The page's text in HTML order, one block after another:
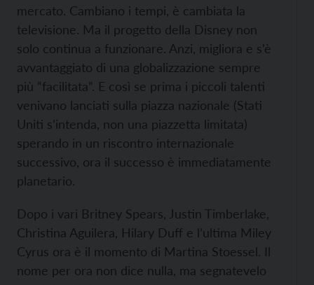
mercato. Cambiano i tempi, è cambiata la
televisione. Ma il progetto della Disney non
solo continua a funzionare. Anzi, migliora e s’è
avvantaggiato di una globalizzazione sempre
più “facilitata”. E così se prima i piccoli talenti
venivano lanciati sulla piazza nazionale (Stati
Uniti s’intenda, non una piazzetta limitata)
sperando in un riscontro internazionale
successivo, ora il successo è immediatamente
planetario.
Dopo i vari Britney Spears, Justin Timberlake,
Christina Aguilera, Hilary Duff e l’ultima Miley
Cyrus ora è il momento di Martina Stoessel. Il
nome per ora non dice nulla, ma segnatevelo